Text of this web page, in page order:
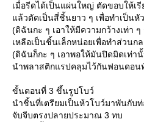
เมื่อรีดได้เป็นแผ่นใหญ่ ตัดขอบให้เ
ล้วตัดเป็นสี่ชิ้นยาว ๆ เพื่อทำเป็นหั
(ดิฉันกะ ๆ เอาให้มีความกว้างเท่า
เหลือเป็นชิ้นเล็กหน่อยเพื่อทำส่วนก
(ดิฉันก็กะ ๆ เอาพอให้มันปิดมิดเท่า
นำพลาสติกแรปคลุมไว้กันฟอนดอน
ขั้นตอนที่ 3 ขึ้นรูปโบว์
นำชิ้นที่เตรียมเป็นห้วโบว์มาพันกับ
จับจีบตรงปลายประมาณ 3 ทบ